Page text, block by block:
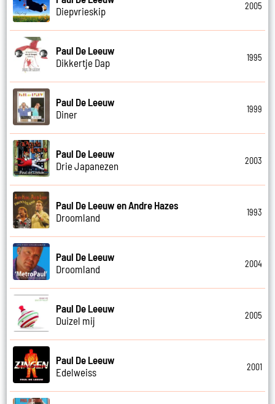
Diepvrieskip
2005
Paul De Leeuw
Dikkertje Dap
1995
Paul De Leeuw
Diner
1999
Paul De Leeuw
Drie Japanezen
2003
Paul De Leeuw en Andre Hazes
Droomland
1993
Paul De Leeuw
Droomland
2004
Paul De Leeuw
Duizel mij
2005
Paul De Leeuw
Edelweiss
2001